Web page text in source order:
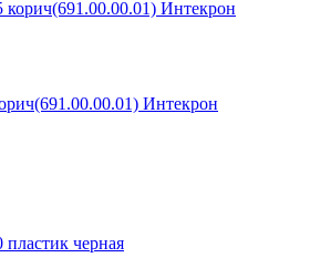
Интекрон